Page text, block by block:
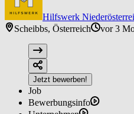
Hilfswerk
Scheibbs, Österreich
vor 3
Jetzt bewerben!
Job
Bewerbungsinfo